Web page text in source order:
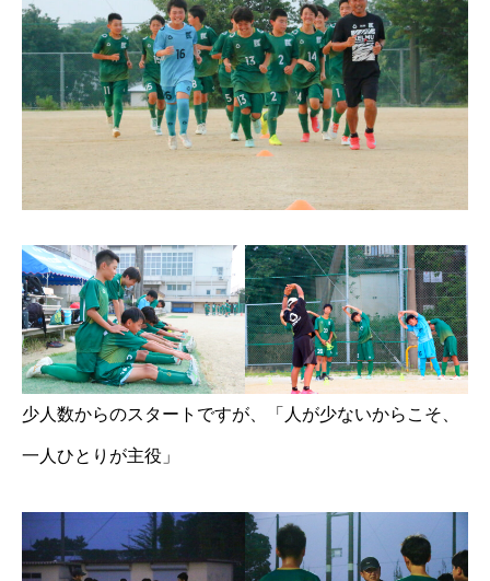
少人数からのスタートですが、「人が少ないからこそ、
一人ひとりが主役」